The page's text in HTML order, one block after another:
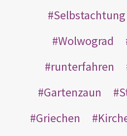
Selbstachtung
Wolwograd
runterfahren
Gartenzaun
Griechen